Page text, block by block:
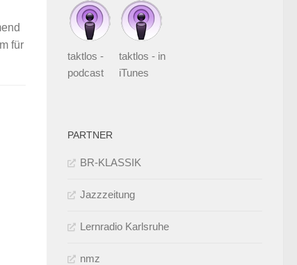
für
taktlos -
podcast
taktlos - in
iTunes
PARTNER
BR-KLASSIK
Jazzzeitung
Lernradio Karlsruhe
nmz